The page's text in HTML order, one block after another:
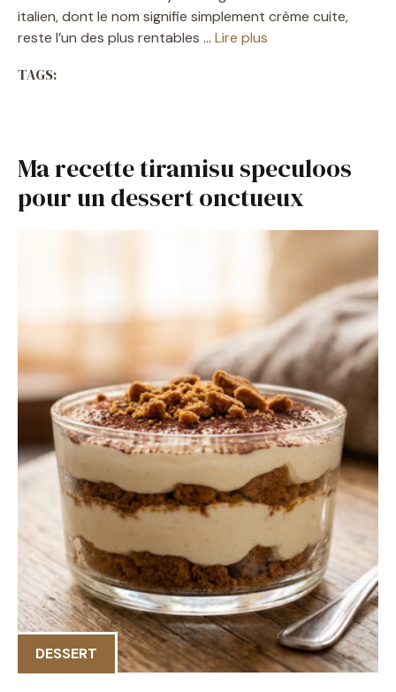
italien, dont le nom signifie simplement crème cuite,
reste l’un des plus rentables … Lire plus
TAGS:
Ma recette tiramisu speculoos
pour un dessert onctueux
DESSERT